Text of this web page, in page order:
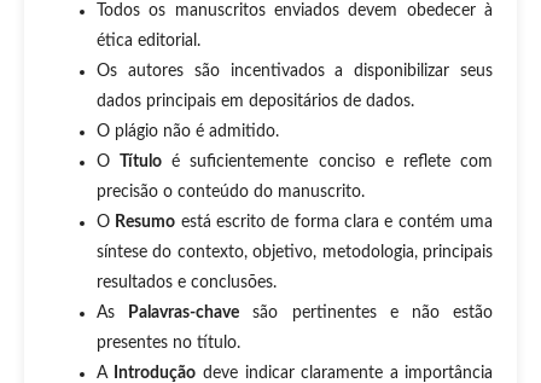
Todos os manuscritos enviados devem obedecer à
ética editorial.
Os autores são incentivados a disponibilizar seus
dados principais em depositários de dados.
O plágio não é admitido.
O
Título é suficientemente conciso e reflete com
precisão o conteúdo do manuscrito.
O Resumo está escrito de forma clara e contém uma
síntese do contexto, objetivo, metodologia, principais
resultados e conclusões.
As
Palavras-chave são pertinentes e não estão
presentes no título.
A Introdução deve indicar claramente a importância